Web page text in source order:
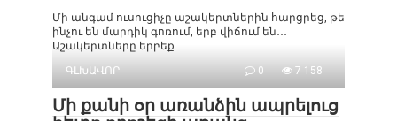
Մի անգամ ուսուցիչը աշակերտներին հարցրեց, թե
ինչու են մարդիկ գոռում, երբ վիճում են․․․
Աշակերտները երբեք
ԳԼԽԱՎՈՐ
0 7 158
Մի քանի օր առանձին ապրելուց